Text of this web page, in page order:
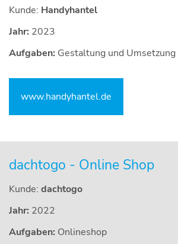
Kunde: Handyhantel
Jahr: 2023
Aufgaben: Gestaltung und
www.handyhantel.de
dachtogo - Online Shop
Kunde: dachtogo
Jahr: 2022
Aufgaben: Onlineshop